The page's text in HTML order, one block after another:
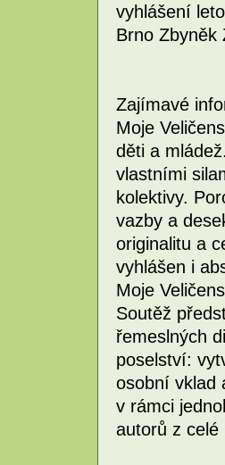
vyhlášení
Brno Zbyněk
Zajímavé
Moje
děti a
vlastními
kolektivy.
vazby a
originalitu a
vyhlášen i
Moje
Soutěž
řemeslných
poselství:
osobní vklad
v rámci
autorů z celé